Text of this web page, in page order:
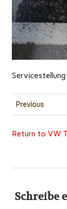
Servicestellung
Previous
Return to VW
Schreibe